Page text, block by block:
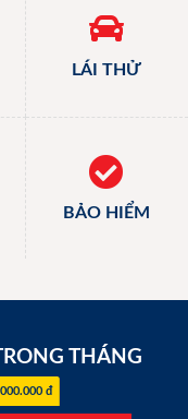
LÁI THỬ
BẢO HIỂM
THÁNG
đ